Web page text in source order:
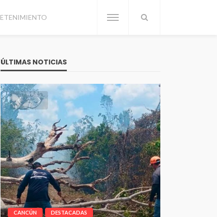
ÚLTIMAS NOTICIAS
CANCÚN DESTACADAS